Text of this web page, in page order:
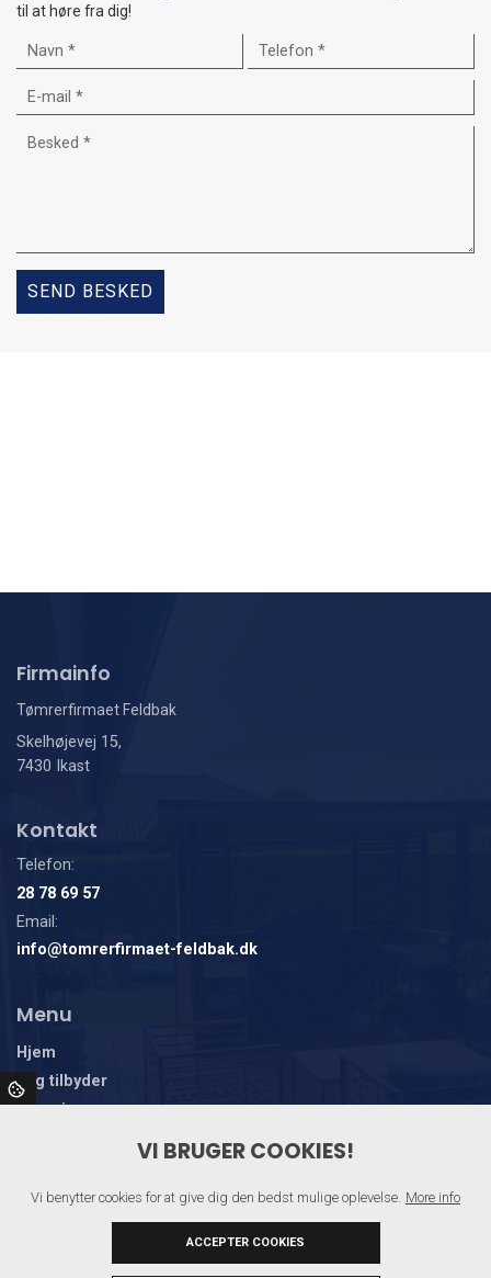
til at høre fra dig!
Firmainfo
Tømrerfirmaet Feldbak
Skelhøjevej 15,
7430 Ikast
Kontakt
Telefon:
28 78 69 57
Email:
info@tomrerfirmaet-feldbak.dk
Menu
Hjem
Jeg tilbyder
Om mig
VI BRUGER COOKIES!
Vi benytter cookies for at give dig den bedst mulige oplevelse. More info
ACCEPTER COOKIES